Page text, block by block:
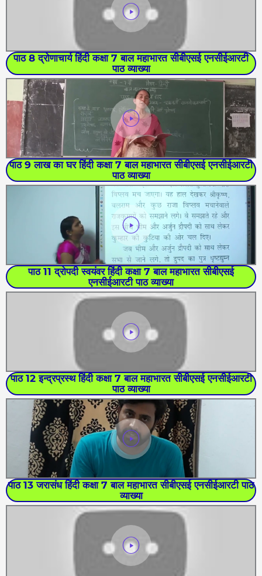
पाठ 8 द्रोणाचार्य हिंदी कक्षा 7 बाल महाभारत सीबीएसई एनसीईआरटी
पाठ व्याख्या
पाठ 9 लाख का घर हिंदी कक्षा 7 बाल महाभारत सीबीएसई एनसीईआरटी
पाठ व्याख्या
पाठ 11 द्रोपदी स्वयंवर हिंदी कक्षा 7 बाल महाभारत सीबीएसई
एनसीईआरटी पाठ व्याख्या
पाठ 12 इन्द्रप्रस्थ हिंदी कक्षा 7 बाल महाभारत सीबीएसई एनसीईआरटी
पाठ व्याख्या
पाठ 13 जरासंध हिंदी कक्षा 7 बाल महाभारत सीबीएसई एनसीईआरटी पाठ
व्याख्या